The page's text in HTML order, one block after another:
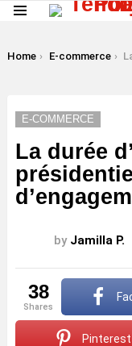
You are here:
Home E-commerce La
E-COMMERCE
La durée
by Jamilla P.
38
shares
Pinterest